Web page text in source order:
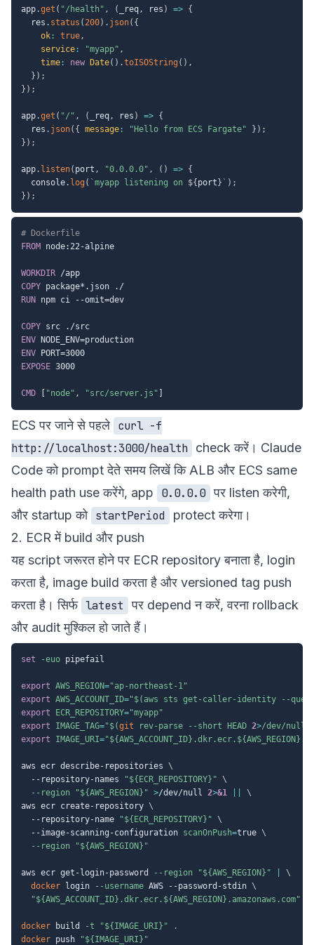
app.get ( "/health" , ( _req, res ) => {
  res
. status ( 200) . json( {
ok : true,
service : "myapp" ,
time : new Date( ) .toISOString ( ) ,
} ) ;
} ) ;
app.get ( "/" , ( _req, res ) => {
  res
. json( { message : "Hello from ECS Fargate" } ) ;
} ) ;
app. listen( port , "0.0.0.0" , ( ) => {
  console
. log ( ` myapp listening on ${ port } ` ) ;
} ) ;
# Dockerfile
FROM node:22-alpine
WORKDIR /app
COPY package*.json ./
RUN npm ci --omit=dev
COPY src ./src
ENV NODE_ENV=production
ENV PORT=3000
EXPOSE 3000
CMD "node" , "src/server.js"
ECS पर जाने से पहले curl -f
http://localhost:3000/health
check करें। Claude
Code को prompt देते समय लिखें कि ALB और ECS same
health path use करेंगे, app
0.0.0.0 पर listen करेगी,
और startup को startPeriod
protect करेगा।
2. ECR में build और push
यह script जरूरत होने पर ECR repository बनाता है, login
करता है, image build करता है और versioned tag push
करता है। सिर्फ latest पर depend न करें, वरना rollback
और audit मुश्किल हो जाते हैं।
set -euo pipefail
export AWS_REGION="ap-northeast-1"
export AWS_ACCOUNT_ID="$( aws sts get-caller-identity
--
export
ECR_REPOSITORY="myapp"
export
IMAGE_TAG="$(git rev-parse --short HEAD 2>/dev/null
export
IMAGE_URI="${AWS_ACCOUNT_ID} .dkr.ecr. ${AWS_REGION}
aws ecr describe-repositories \
  --repository-names
"${ECR_REPOSITORY} " \
--region
"${AWS_REGION} " >/dev/null 2>&1
\
aws ecr create-repository \
  --repository-name
"${ECR_REPOSITORY} " \
  --image-scanning-configuration
scanOnPush=true \
--region
"${AWS_REGION} "
aws ecr get-login-password --region "${AWS_REGION} "
\
docker login --username AWS --password-stdin \
"${AWS_ACCOUNT_ID} .dkr.ecr. ${AWS_REGION} .amazonaws.com"
docker build -t "${IMAGE_URI} "
.
docker push "${IMAGE_URI} "